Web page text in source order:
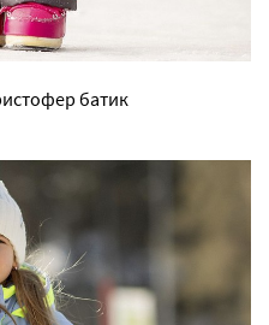
батик